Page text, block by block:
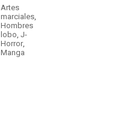
Artes
marciales,
Hombres
lobo, J-
Horror,
Manga